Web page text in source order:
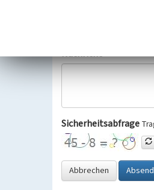
Wir bitten Sie um
Selbstverständlich
Nachricht
Sicherheitsabfrage
Abbrechen